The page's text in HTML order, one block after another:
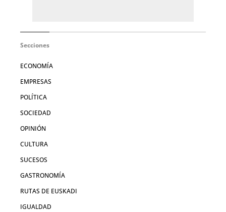
Secciones
ECONOMÍA
EMPRESAS
POLÍTICA
SOCIEDAD
OPINIÓN
CULTURA
SUCESOS
GASTRONOMÍA
RUTAS DE EUSKADI
IGUALDAD